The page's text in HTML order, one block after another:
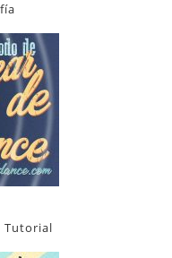
Tutorial